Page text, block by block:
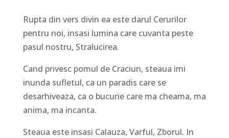
Rupta din vers divin ea este darul Cerurilor
pentru noi, insasi lumina care cuvanta peste
pasul nostru, Stralucirea.
Cand privesc pomul de Craciun, steaua imi
inunda sufletul, ca un paradis care se
desarhiveaza, ca o bucurie care ma cheama, ma
anima, ma incanta.
Steaua este insasi Calauza, Varful, Zborul. In